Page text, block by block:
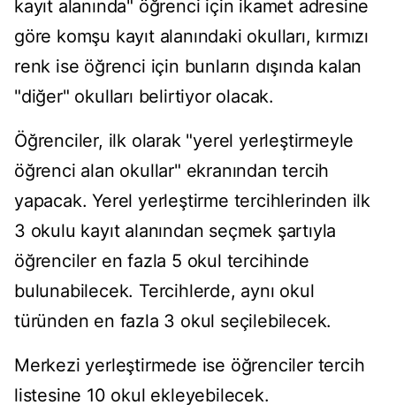
kayıt alanında" öğrenci için ikamet adresine
göre komşu kayıt alanındaki okulları, kırmızı
renk ise öğrenci için bunların dışında kalan
"diğer" okulları belirtiyor olacak.
Öğrenciler, ilk olarak "yerel yerleştirmeyle
öğrenci alan okullar" ekranından tercih
yapacak. Yerel yerleştirme tercihlerinden ilk
3 okulu kayıt alanından seçmek şartıyla
öğrenciler en fazla 5 okul tercihinde
bulunabilecek. Tercihlerde, aynı okul
türünden en fazla 3 okul seçilebilecek.
Merkezi yerleştirmede ise öğrenciler tercih
listesine 10 okul ekleyebilecek.